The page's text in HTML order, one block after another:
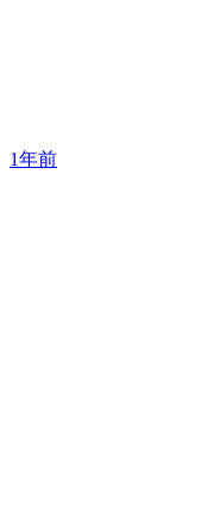
1年前